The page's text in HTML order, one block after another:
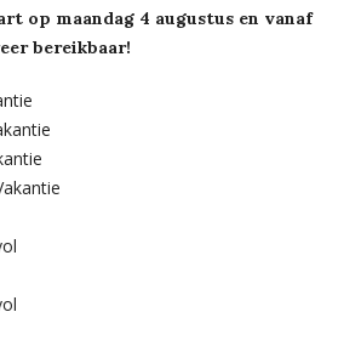
op maandag 4 augustus en vanaf
bereikbaar!